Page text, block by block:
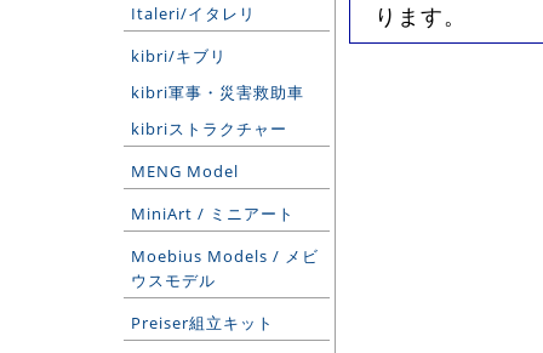
Italeri/イタレリ
kibri/キブリ
kibri軍事・災害救助車
kibriストラクチャー
MENG Model
MiniArt / ミニアート
Moebius Models / メビ
ウスモデル
Preiser組立キット
ります。